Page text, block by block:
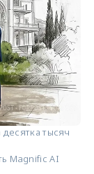
тысяч
Magnific AI